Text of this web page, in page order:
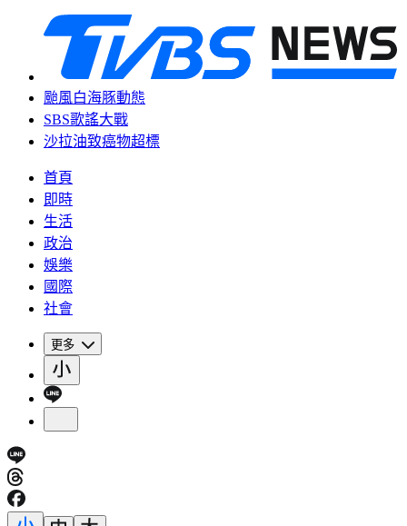
颱風白海豚動態
SBS歌謠大戰
沙拉油致癌物超標
首頁
即時
生活
政治
娛樂
國際
社會
更多